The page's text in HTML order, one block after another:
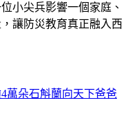
小尖兵影響一個家庭、
讓防災教育真正融入西
萬朵石斛蘭向天下爸爸